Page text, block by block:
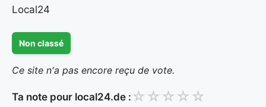
Local24
Non classé
Ce site n'a pas encore reçu de vote.
Ta note pour local24.de : ☆ ☆ ☆ ☆ ☆